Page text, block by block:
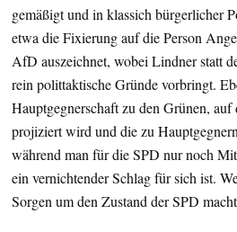
gemäßigt und in klassich bürgerlicher
etwa die Fixierung auf die Person
AfD auszeichnet, wobei Lindner statt
rein polittaktische Gründe vorbringt.
Hauptgegnerschaft zu den Grünen, auf
projiziert wird und die zu
während man für die SPD nur noch
ein vernichtender Schlag für sich ist.
Sorgen um den Zustand der SPD